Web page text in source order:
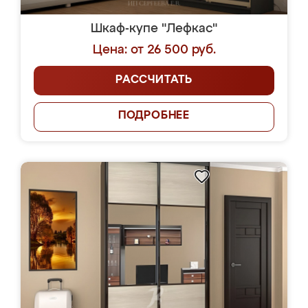
Шкаф-купе "Лефкас"
Цена: от 26 500 руб.
РАССЧИТАТЬ
ПОДРОБНЕЕ